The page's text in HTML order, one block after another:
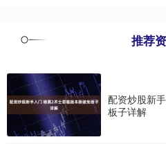
推荐
配资炒股新
板子详解